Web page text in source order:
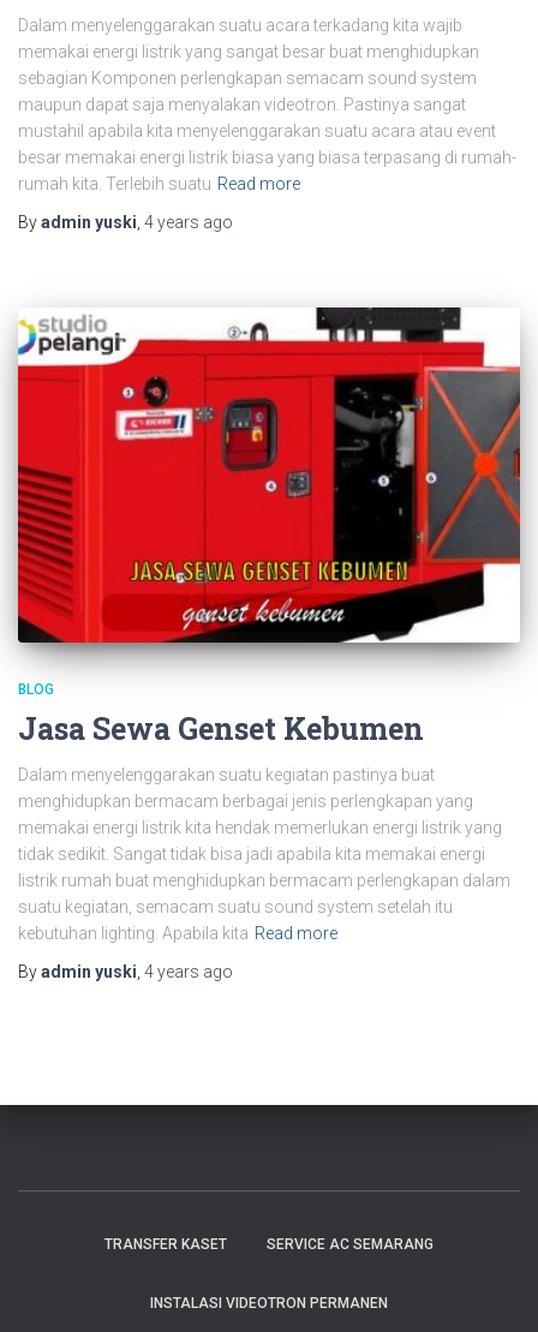
Dalam menyelenggarakan suatu acara terkadang kita wajib
memakai energi listrik yang sangat besar buat menghidupkan
sebagian Komponen perlengkapan semacam sound system
maupun dapat saja menyalakan videotron. Pastinya sangat
mustahil apabila kita menyelenggarakan suatu acara atau event
besar memakai energi listrik biasa yang biasa terpasang di rumah-
rumah kita. Terlebih suatu Read more
Byadmin yuski 4 years ago
BLOG
Jasa Sewa Genset Kebumen
Dalam menyelenggarakan suatu kegiatan pastinya buat
menghidupkan bermacam berbagai jenis perlengkapan yang
memakai energi listrik kita hendak memerlukan energi listrik yang
tidak sedikit. Sangat tidak bisa jadi apabila kita memakai energi
listrik rumah buat menghidupkan bermacam perlengkapan dalam
suatu kegiatan, semacam suatu sound system setelah itu
kebutuhan lighting. Apabila kita Read more
Byadmin yuski 4 years ago
TRANSFER KASET SERVICE AC SEMARANG
INSTALASI VIDEOTRON PERMANEN